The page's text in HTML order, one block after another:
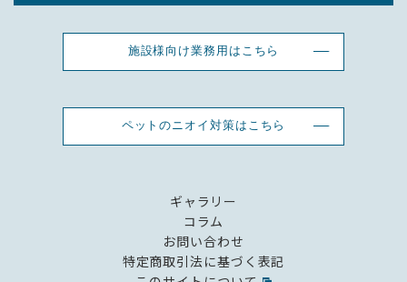
施設様向け業務用はこちら
ペットのニオイ対策はこちら
ギャラリー
コラム
お問い合わせ
特定商取引法に基づく表記